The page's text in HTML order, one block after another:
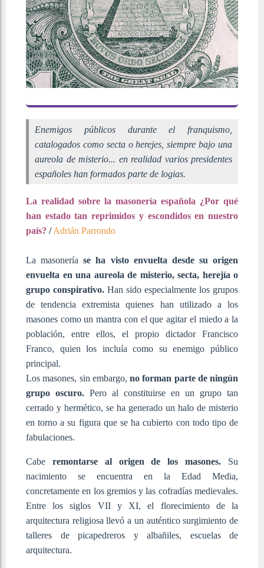
Enemigos públicos durante el franquismo,
catalogados como secta o herejes, siempre bajo una
aureola de misterio... en realidad varios presidentes
españoles han formados parte de logias.
La realidad sobre la masonería española ¿Por qué
han estado tan reprimidos y escondidos en nuestro
país? / Adrián Parrondo
La masonería se ha visto envuelta desde su origen
envuelta en una aureola de misterio, secta, herejía o
grupo conspirativo. Han sido especialmente los grupos
de tendencia extremista quienes han utilizado a los
masones como un mantra con el que agitar el miedo a la
población, entre ellos, el propio dictador Francisco
Franco, quien los incluía como su enemigo público
principal.
Los masones, sin embargo, no forman parte de ningún
grupo oscuro. Pero al constituirse en un grupo tan
cerrado y hermético, se ha generado un halo de misterio
en torno a su figura que se ha cubierto con todo tipo de
fabulaciones.
Cabe remontarse al origen de los masones. Su
nacimiento se encuentra en la Edad Media,
concretamente en los gremios y las cofradías medievales.
Entre los siglos VII y XI, el florecimiento de la
arquitectura religiosa llevó a un auténtico surgimiento de
talleres de picapedreros y albañiles, escuelas de
arquitectura.